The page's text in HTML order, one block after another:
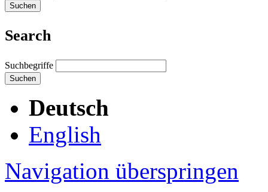
Suchen
Search
Suchbegriffe
Suchen
Deutsch
English
Navigation überspringen